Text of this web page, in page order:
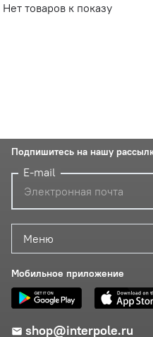
Нет товаров к показу
Меню
Мобильное приложение
shop@interpole.ru
Подпишитесь на нашу
E-mail